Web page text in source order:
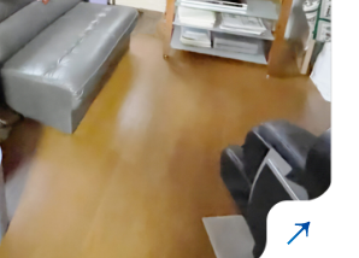
ビフォーアフターや
役立ち情報を発信中！
Official SNS